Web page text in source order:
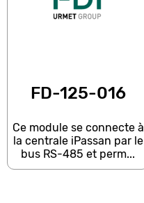
FD-125-016
Ce module se connecte à
la centrale iPassan par le
bus RS-485 et perm...